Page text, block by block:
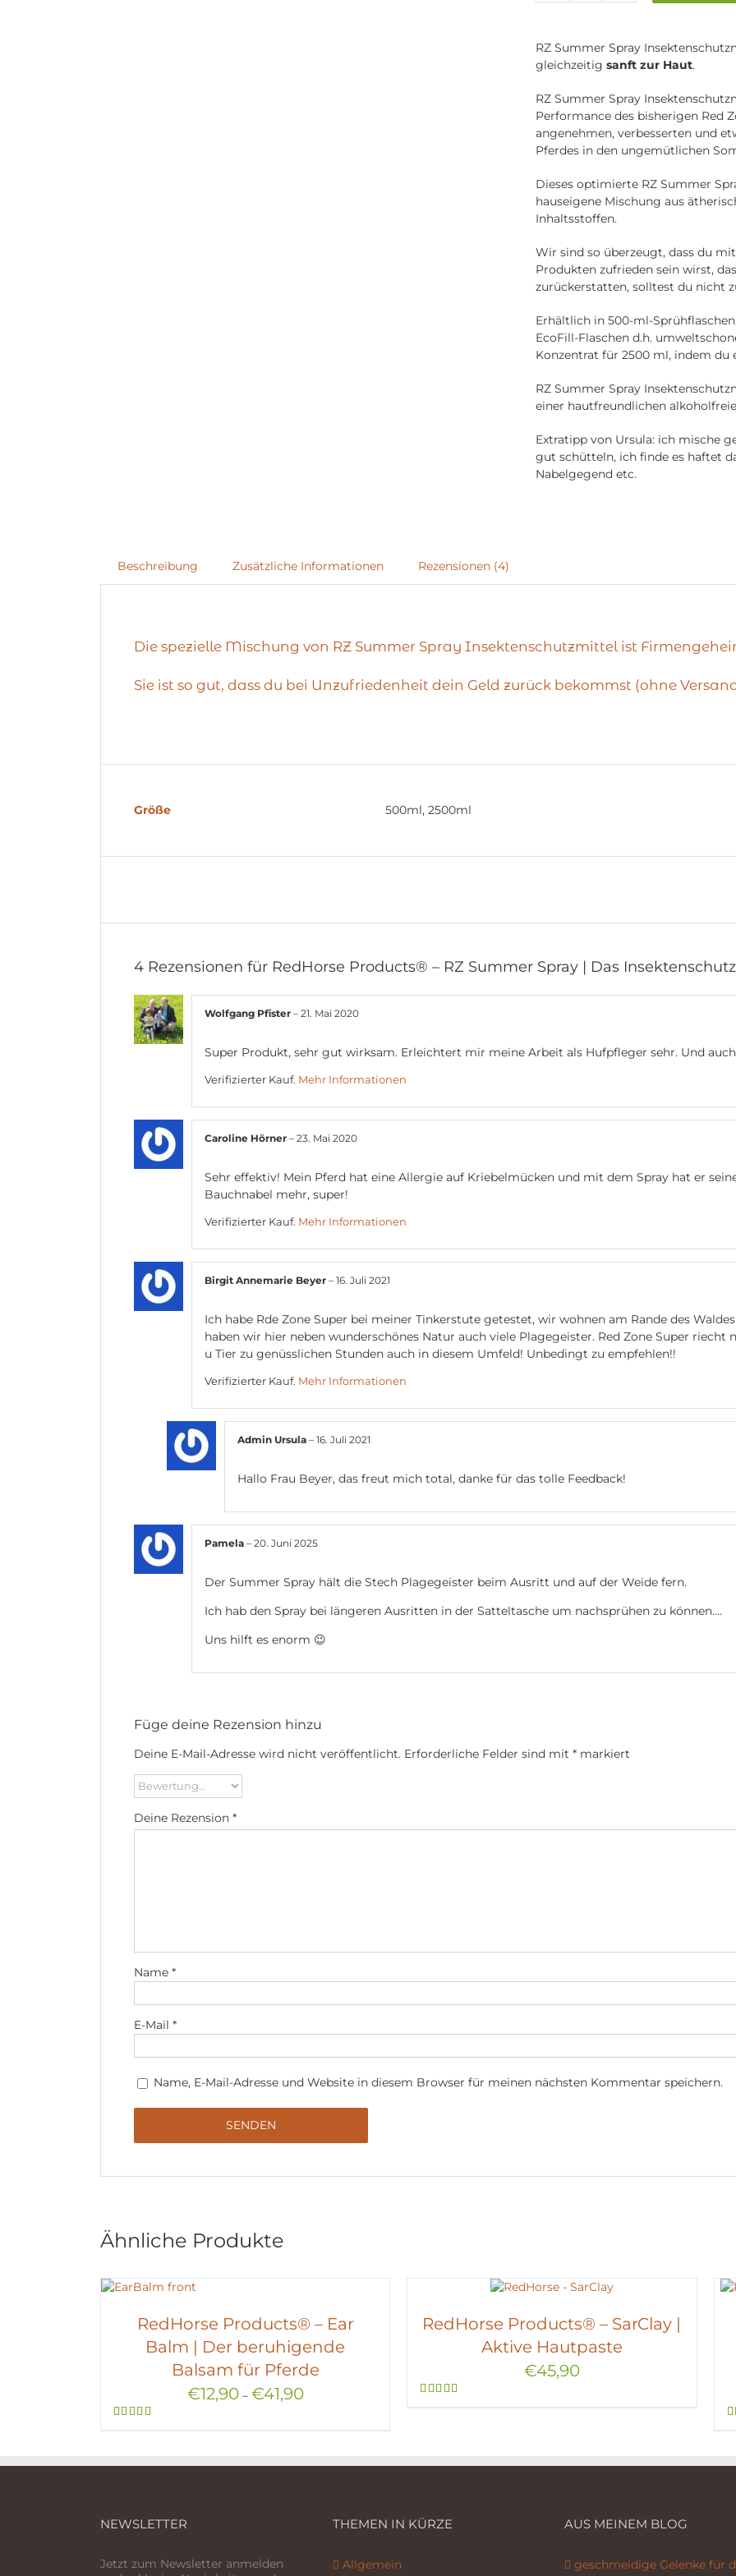
RZ
Summer
|
Das
Insektenschutzmittel
Menge
RZ Summer Spray
gleichzeitig sanft zur Haut.
RZ Summer Spray
Performance des bisherigen Red
angenehmen, verbesserten und
Pferdes in den ungemütlichen
Dieses optimierte RZ Summer
hauseigene Mischung aus
Inhaltsstoffen.
Wir sind so überzeugt, dass du
Produkten zufrieden sein wirst,
zurückerstatten, solltest du nicht
Erhältlich in 500-ml-
EcoFill-Flaschen d.h.
Konzentrat für 2500 ml, indem du
RZ Summer Spray
einer hautfreundlichen
Extratipp von Ursula: ich mische
gut schütteln, ich finde es haftet
Nabelgegend etc.
Beschreibung Zusätzliche Informationen Rezensionen (4)
Die spezielle Mischung von RZ Summer Spray Insektenschutzmittel ist
Sie ist so gut, dass du bei Unzufriedenheit dein Geld zurück bekommst (ohne
Größe 500ml, 2500ml
4 Rezensionen für RedHorse Products® – RZ Summer Spray | Das
Wolfgang Pfister – 21. Mai 2020
Super Produkt, sehr gut wirksam. Erleichtert mir meine Arbeit als Hufpfleger sehr. Und
Verifizierter Kauf. Mehr Informationen
Caroline Hörner – 23. Mai 2020
Sehr effektiv! Mein Pferd hat eine Allergie auf Kriebelmücken und mit dem Spray hat er
Bauchnabel mehr, super!
Verifizierter Kauf. Mehr Informationen
Birgit Annemarie Beyer – 16. Juli 2021
Ich habe Rde Zone Super bei meiner Tinkerstute getestet, wir wohnen am Rande des
haben wir hier neben wunderschönes Natur auch viele Plagegeister. Red Zone Super
u Tier zu genüsslichen Stunden auch in diesem Umfeld! Unbedingt zu empfehlen!!
Verifizierter Kauf. Mehr Informationen
Admin Ursula – 16. Juli 2021
Hallo Frau Beyer, das freut mich total, danke für das tolle Feedback!
Pamela – 20. Juni 2025
Der Summer Spray hält die Stech Plagegeister beim Ausritt und auf der Weide fern.
Ich hab den Spray bei längeren Ausritten in der Satteltasche um nachsprühen zu können….
Uns hilft es enorm 😉
Füge deine Rezension hinzu
Deine E-Mail-Adresse wird nicht veröffentlicht. Erforderliche Felder sind mit * markiert
Deine Rezension *
Name *
E-Mail *
Name, E-Mail-Adresse und Website in diesem Browser für meinen nächsten Kommentar speichern.
Ähnliche Produkte
RedHorse Products® – Ear
Balm | Der beruhigende
Balsam für Pferde
€12,90– €41,90
RedHorse Products® – SarClay |
Aktive Hautpaste
€45,90
NEWSLETTER
Jetzt zum Newsletter anmelden
THEMEN IN KÜRZE
Allgemein
AUS MEINEM BLOG
geschmeidige Gelenke für